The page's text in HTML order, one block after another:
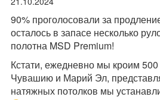
90% проголосовали за
осталось в запасе несколько
полотна MSD Premium!
Кстати, ежедневно мы кроим
Чувашию и Марий Эл,
натяжных потолков мы